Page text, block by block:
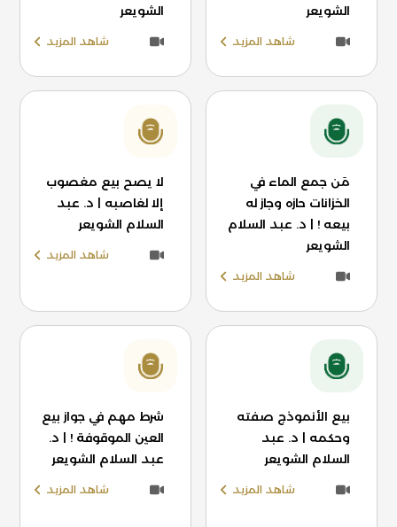
الشويعر
شاهد المزيد
الشويعر
شاهد المزيد
مَن جمع الماء في
الخزانات حازه وجاز له
بيعه ! | د. عبد السلام
الشويعر
شاهد المزيد
لا يصح بيع مغصوب
إلا لغاصبه | د. عبد
السلام الشويعر
شاهد المزيد
بيع الأنموذج صفته
وحكمه | د. عبد
السلام الشويعر
شاهد المزيد
شرط مهم في جواز بيع
العين الموقوفة ! | د.
عبد السلام الشويعر
شاهد المزيد